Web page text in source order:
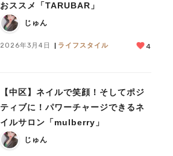
おススメ「TARUBAR」
じゅん
2026年3月4日 ライフスタイル 4
【中区】ネイルで笑顔！そしてポジ
ティブに！パワーチャージできるネ
イルサロン「mulberry」
じゅん